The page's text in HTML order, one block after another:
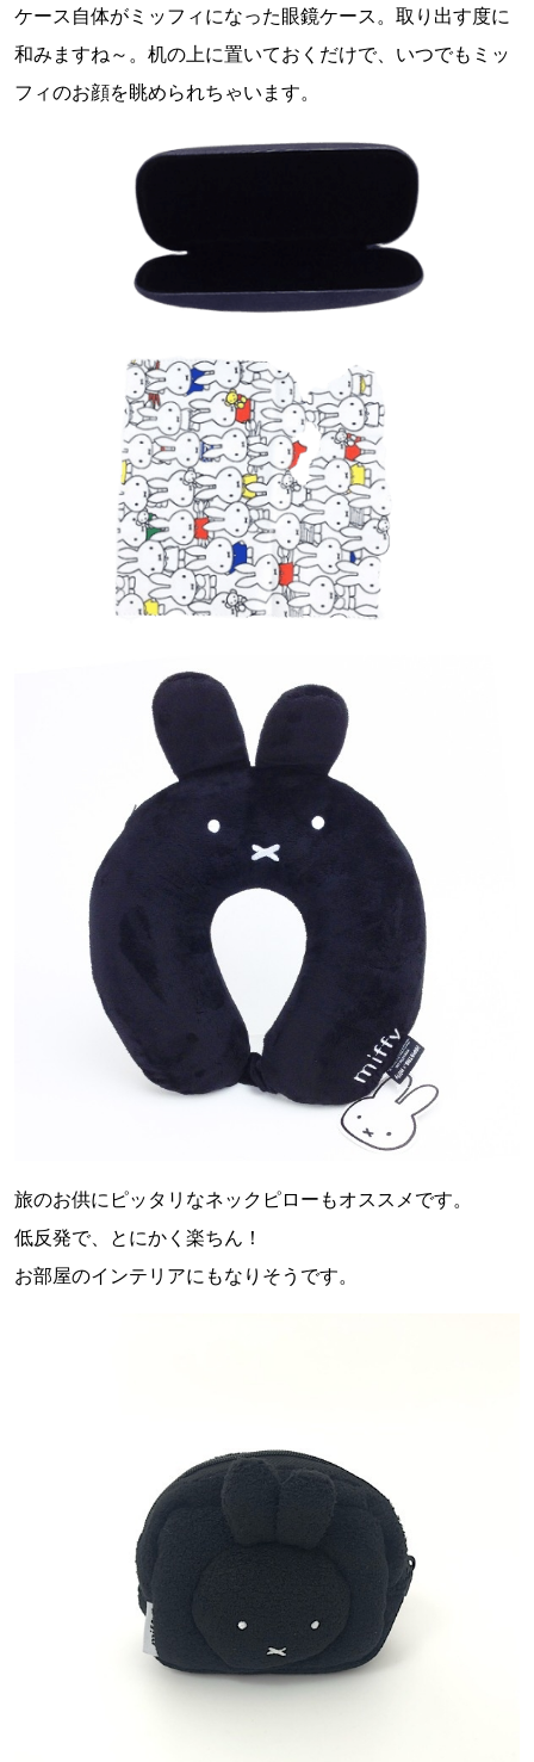
ケース自体がミッフィになった眼鏡ケース。取り出す度に
和みますね～。机の上に置いておくだけで、いつでもミッ
フィのお顔を眺められちゃいます。
旅のお供にピッタリなネックピローもオススメです。
低反発で、とにかく楽ちん！
お部屋のインテリアにもなりそうです。